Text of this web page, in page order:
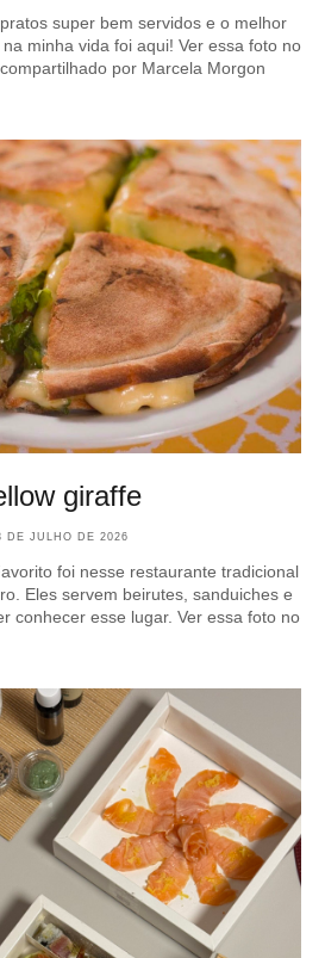
super bem servidos e o melhor
minha vida foi aqui! Ver essa foto no
por Marcela Morgon
giraffe
DE JULHO DE 2026
foi nesse restaurante tradicional
Eles servem beirutes, sanduiches e
conhecer esse lugar. Ver essa foto no